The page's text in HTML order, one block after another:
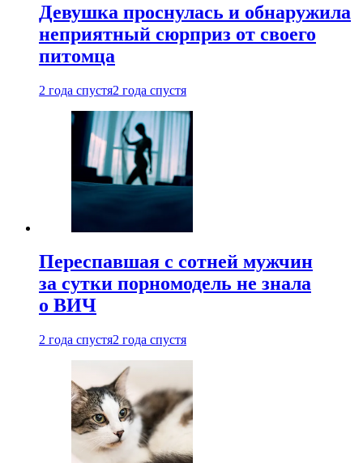
Девушка проснулась и обнаружила
неприятный сюрприз от своего
питомца
2 года спустя2 года спустя
Переспавшая с сотней мужчин
за сутки порномодель не знала
о ВИЧ
2 года спустя2 года спустя